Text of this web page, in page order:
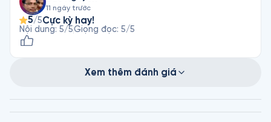
11 ngày trước
5/5Cực kỳ hay!
Nội dung: 5/5Giọng đọc: 5/5
Xem thêm đánh giá